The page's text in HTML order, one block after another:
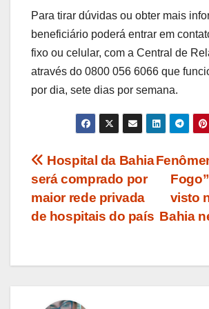
Para tirar dúvidas ou obter mais
beneficiário poderá entrar em
fixo ou celular, com a Central de
através do 0800 056 6066 que
por dia, sete dias por semana.
Navegação
de
Post
visto
Bahia
Hospital da Bahia
será comprado por
maior rede privada
de hospitais do país